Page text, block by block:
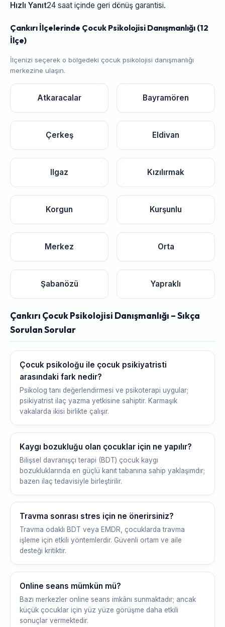
Hızlı Yanıt24 saat içinde geri dönüş garantisi.
Çankırı İlçelerinde Çocuk Psikolojisi Danışmanlığı (12
İlçe)
İlçenizi seçerek o bölgedeki çocuk psikolojisi danışmanlığı
merkezine ulaşın.
Atkaracalar Bayramören
Çerkeş Eldivan
Ilgaz Kızılırmak
Korgun Kurşunlu
Merkez Orta
Şabanözü Yapraklı
Çankırı Çocuk Psikolojisi Danışmanlığı – Sıkça
Sorulan Sorular
Çocuk psikoloğu ile çocuk psikiyatristi
arasındaki fark nedir?
Psikolog tanı değerlendirmesi ve psikoterapi uygular;
psikiyatrist ilaç yazma yetkisine sahiptir. Karmaşık
vakalarda ikisi birlikte çalışır.
Kaygı bozukluğu olan çocuklar için ne yapılır?
Bilişsel davranışçı terapi (BDT) çocuk kaygı
bozukluklarında en güçlü kanıt tabanına sahip yaklaşımdır;
bazen ilaç tedavisiyle birleştirilir.
Travma sonrası stres için ne önerirsiniz?
Travma odaklı BDT veya EMDR, çocuklarda travma
işleme için etkili yöntemlerdir. Güvenli ortam ve aile
desteği kritiktir.
Online seans mümkün mü?
Bazı merkezler online seans imkânı sunmaktadır; ancak
küçük çocuklar için yüz yüze görüşme daha etkili
sonuçlar vermektedir.